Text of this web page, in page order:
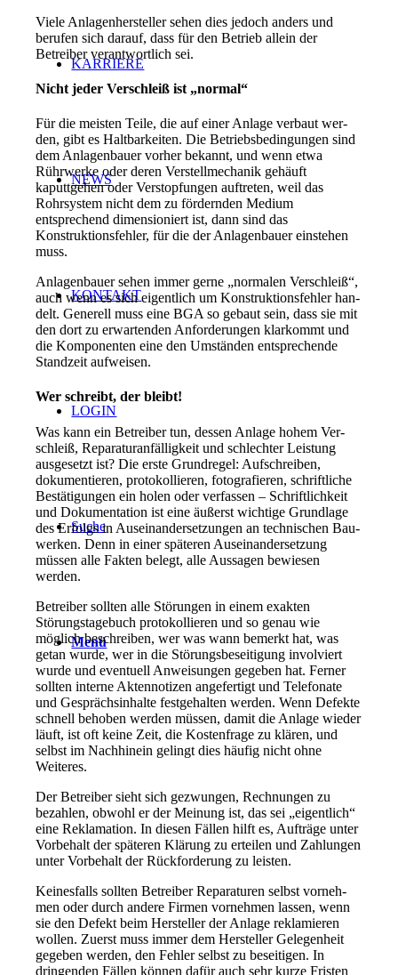
KARRIERE
NEWS
KONTAKT
LOGIN
Suche
Menü
Viele Anlagenhersteller sehen dies jedoch anders und
berufen sich darauf, dass für den Betrieb allein der
Betreiber ver­antwortlich sei.
Nicht jeder Verschleiß ist „normal“
Für die meisten Teile, die auf einer Anlage verbaut wer­
den, gibt es Haltbarkeiten. Die Betriebsbedingungen sind
dem Anlagenbauer vorher bekannt, und wenn etwa
Rührwerke oder deren Verstellmechanik gehäuft
kaputtgehen oder Ver­stopfungen auftreten, weil das
Rohrsystem nicht dem zu för­dernden Medium
entsprechend dimensioniert ist, dann sind das
Konstruktionsfehler, für die der Anlagenbauer einstehen
muss.
Anlagenbauer sehen immer gerne „normalen Verschleiß“,
auch wenn es sich eigentlich um Konstruktionsfehler han­
delt. Generell muss eine BGA so gebaut sein, dass sie mit
den dort zu erwartenden Anforderungen klarkommt und
die Komponen­ten eine den Umständen entspre­chende
Standzeit aufweisen.
Wer schreibt, der bleibt!
Was kann ein Betreiber tun, dessen Anlage hohem Ver­
schleiß, Reparaturanfälligkeit und schlechter Leistung
ausge­setzt ist? Die erste Grundregel: Aufschreiben,
dokumentieren, protokollieren, fotografieren, schriftliche
Bestätigungen ein­ holen oder verfassen – Schrift­lichkeit
und Dokumentation ist eine äußerst wichtige Grundla­ge
des Erfolgs in Auseinander­setzungen an technischen Bau­
werken. Denn in einer späteren Auseinandersetzung
müssen alle Fakten belegt, alle Aussa­gen bewiesen
werden.
Betreiber sollten alle Störun­gen in einem exakten
Störungs­tagebuch protokollieren und so genau wie
möglich beschreiben, wer was wann bemerkt hat, was
getan wurde, wer in die Stö­rungsbeseitigung involviert
wur­de und eventuell Anweisungen gegeben hat. Ferner
sollten inter­ne Aktennotizen angefertigt und Telefonate
und Gesprächsinhal­te festgehalten werden. Wenn Defekte
schnell behoben wer­den müssen, damit die Anlage wieder
läuft, ist oft keine Zeit, die Kostenfrage zu klären, und
selbst im Nachhinein gelingt dies häufig nicht ohne
Weiteres.
Der Betreiber sieht sich gezwungen, Rechnungen zu
bezahlen, obwohl er der Mei­nung ist, das sei „eigentlich“
eine Reklamation. In diesen Fällen hilft es, Aufträge unter
Vorbehalt der späteren Klärung zu erteilen und Zahlungen
unter Vorbehalt der Rückforderung zu leisten.
Keinesfalls sollten Betrei­ber Reparaturen selbst vorneh­
men oder durch andere Fir­men vornehmen lassen, wenn
sie den Defekt beim Hersteller der Anlage reklamieren
wollen. Zuerst muss immer dem Herstel­ler Gelegenheit
gegeben werden, den Fehler selbst zu beseitigen. In
dringenden Fällen können dafür auch sehr kurze Fris­ten